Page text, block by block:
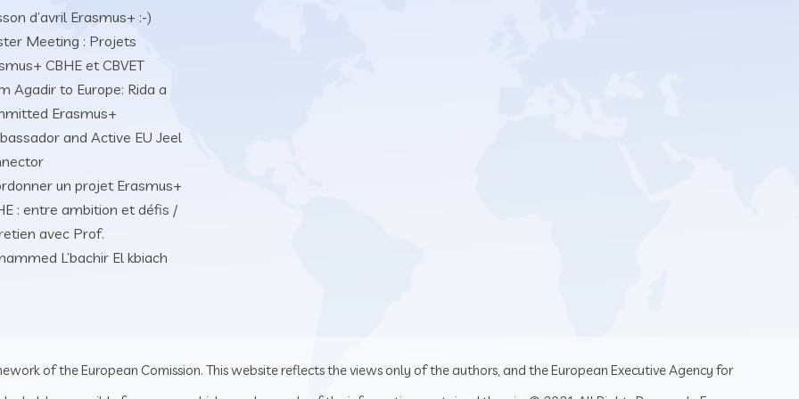
d’avril Erasmus+ :-)
Meeting : Projets
CBHE et CBVET
Agadir to Europe: Rida a
Erasmus+
and Active EU Jeel
un projet Erasmus+
: entre ambition et défis /
avec Prof.
L’bachir El kbiach
of the European Comission. This website reflects the views only of the authors, and the European Executive Agency for